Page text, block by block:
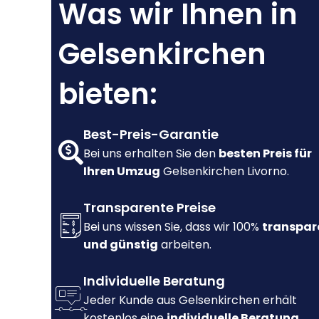
Was wir Ihnen in
Gelsenkirchen
bieten:
Best-Preis-Garantie
Bei uns erhalten Sie den besten Preis für
Ihren Umzug Gelsenkirchen Livorno.
Transparente Preise
Bei uns wissen Sie, dass wir 100%
und günstig arbeiten.
Individuelle Beratung
Jeder Kunde aus Gelsenkirchen erhält